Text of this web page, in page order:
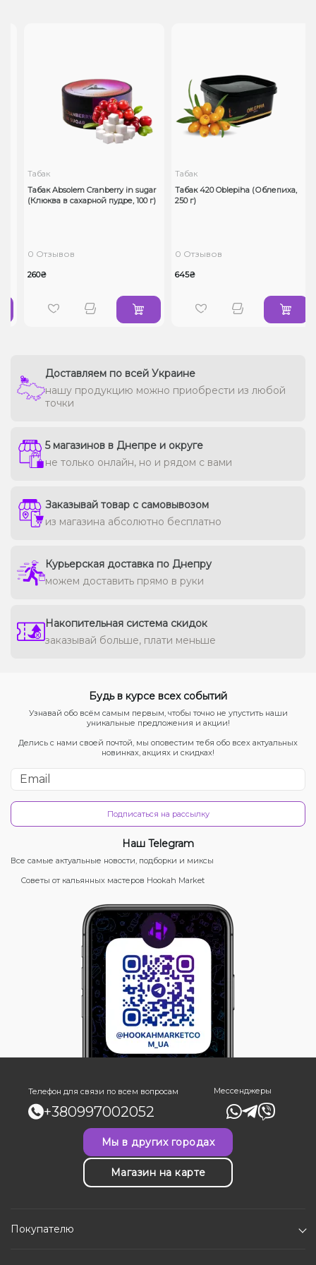
Табак
Табак Absolem Cranberry in sugar
(Клюква в сахарной пудре, 100 г)
0 Отзывов
260₴
Табак
Табак 420 Oblepiha (Облепиха,
250 г)
0 Отзывов
645₴
Доставляем по всей Украине
нашу продукцию можно приобрести из любой
точки
5 магазинов в Днепре и округе
не только онлайн, но и рядом с вами
Заказывай товар с самовывозом
из магазина абсолютно бесплатно
Курьерская доставка по Днепру
можем доставить прямо в руки
Накопительная система скидок
заказывай больше, плати меньше
Будь в курсе всех событий
Узнавай обо всём самым первым, чтобы точно не упустить наши
уникальные предложения и акции!
Делись с нами своей почтой, мы оповестим тебя обо всех актуальных
новинках, акциях и скидках!
Подписаться на рассылку
Наш Telegram
Все самые актуальные новости, подборки и миксы
Советы от кальянных мастеров Hookah Market
Телефон для связи по всем вопросам
+380997002052
Мессенджеры
Мы в других городах
Магазин на карте
Покупателю